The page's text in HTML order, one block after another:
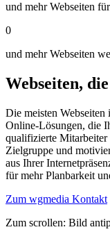
und mehr Webseiten
0
und mehr Webseiten
Webseiten,
Die meisten
Online-Lösungen, die
qualifizierte Mitarbeiter
Zielgruppe und
aus Ihrer
für mehr Planbarkeit
Zum wgmedia Kontakt
Zum scrollen: Bild